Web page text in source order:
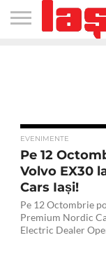
EVENIMENTE
Pe 12
Volvo EX30
Cars Iași!
Pe 12 Octombrie
Premium Nordic
Electric Dealer